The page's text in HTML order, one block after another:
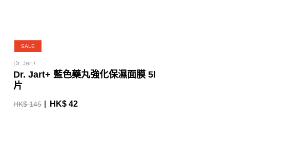
SALE
Dr. Jart+
Dr. Jart+ 藍色藥丸強化保濕面膜 5l
片
HK$ 145 HK$ 42